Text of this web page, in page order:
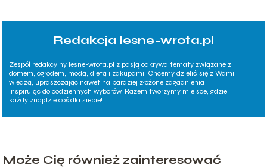
Redakcja lesne-wrota.pl
Zespół redakcyjny lesne-wrota.pl z pasją odkrywa tematy związane z
domem, ogrodem, modą, dietą i zakupami. Chcemy dzielić się z Wami
wiedzą, upraszczając nawet najbardziej złożone zagadnienia i
inspirując do codziennych wyborów. Razem tworzymy miejsce, gdzie
każdy znajdzie coś dla siebie!
Może Cię również zainteresować